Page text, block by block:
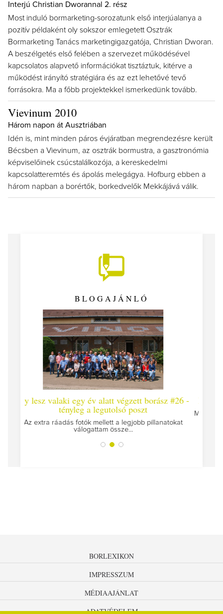
Interjú Christian Dworannal 2. rész
Most induló bormarketing-sorozatunk első interjúalanya a
pozitív példaként oly sokszor emlegetett Osztrák
Bormarketing Tanács marketingigazgatója, Christian Dworan.
A beszélgetés első felében a szervezet működésével
kapcsolatos alapvető információkat tisztáztuk, kitérve a
működést irányító stratégiára és az ezt lehetővé tevő
forrásokra. Ma a főbb projektekkel ismerkedünk tovább.
Vievinum 2010
Három napon át Ausztriában
Idén is, mint minden páros évjáratban megrendezésre került
Bécsben a Vievinum, az osztrák bormustra, a gasztronómia
képviselőinek csúcstalálkozója, a kereskedelmi
kapcsolatteremtés és ápolás melegágya. Hofburg ebben a
három napban a borértők, borkedvelők Mekkájává válik.
BLOGAJÁNLÓ
végzett borász #26 -
poszt
a legjobb pillanatokat
Így lesz valaki egy év alatt végzett
Megírtuk a modulzáró vizsgákat, már
az utolsó...
BORLEXIKON
IMPRESSZUM
MÉDIAAJÁNLAT
ADATVÉDELEM